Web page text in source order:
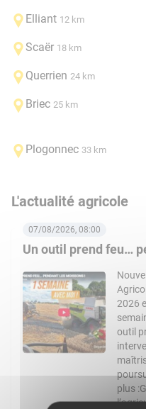
Elliant 12 km
Scaër 18 km
Querrien 24 km
Briec 25 km
Plogonnec 33 km
L'actualité agricole
Un outil prend feu…
07/08/2026, 08:00
2026
outil
plus